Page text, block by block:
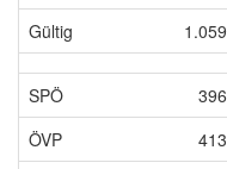
Gültig
1.059
SPÖ 396
ÖVP
413